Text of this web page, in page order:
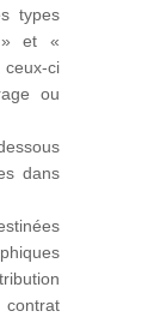
types
» et «
ceux-ci
ou
dans
contrat